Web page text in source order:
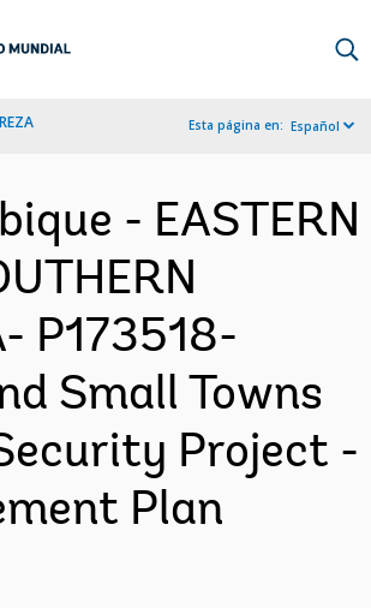
Esta página en: Español
- EASTERN
P173518-
Small Towns
Project -
Plan